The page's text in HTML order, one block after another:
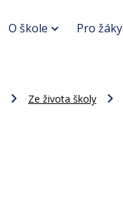
O škole Pro žáky
Ze života školy